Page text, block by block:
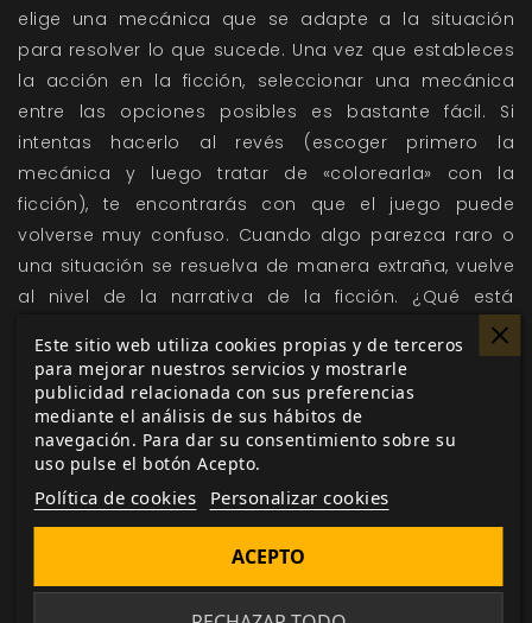
elige una mecánica que se adapte a la situación
para resolver lo que sucede. Una vez que estableces
la acción en la ficción, seleccionar una mecánica
entre las opciones posibles es bastante fácil. Si
intentas hacerlo al revés (escoger primero la
mecánica y luego tratar de «colorearla» con la
ficción), te encontrarás con que el juego puede
volverse muy confuso. Cuando algo parezca raro o
una situación se resuelva de manera extraña, vuelve
al nivel de la narrativa de la ficción. ¿Qué está
pasando? ¿Qué estás tratando de hacer? ¿Qué
mecánica es la más adecuada? No intentes forzar
una mecánica concreta en la ficción. Primero coge la
ficción (¿Lo ves? «Preeminencia de la ficción») y luego
usa la mecánica para apoyarla.
Piensa en las reglas del juego como en una caja de
herramientas. No tiene sentido decir «le doy al
martillo» hasta que sepas lo que estás construyendo.
Además, no estás obligado a usar un martillo y un
clavo cada vez que necesites unir dos piezas de
Este sitio web utiliza cookies propias y de terceros
para mejorar nuestros servicios y mostrarle
publicidad relacionada con sus preferencias
mediante el análisis de sus hábitos de
navegación. Para dar su consentimiento sobre su
uso pulse el botón Acepto.
Política de cookies Personalizar cookies
ACEPTO